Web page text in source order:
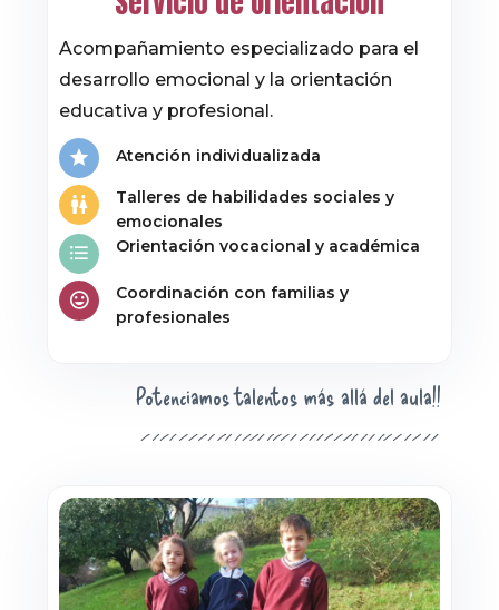
Acompañamiento especializado para el
desarrollo emocional y la orientación
educativa y profesional.
Atención individualizada
Talleres de habilidades sociales y
emocionales
Orientación vocacional y académica
Coordinación con familias y
profesionales
Potenciamos talentos más allá del aula!!